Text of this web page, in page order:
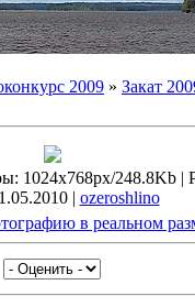
2009 » Закат
1024x768px/248.8Kb |
| ozeroshlino
в реальном